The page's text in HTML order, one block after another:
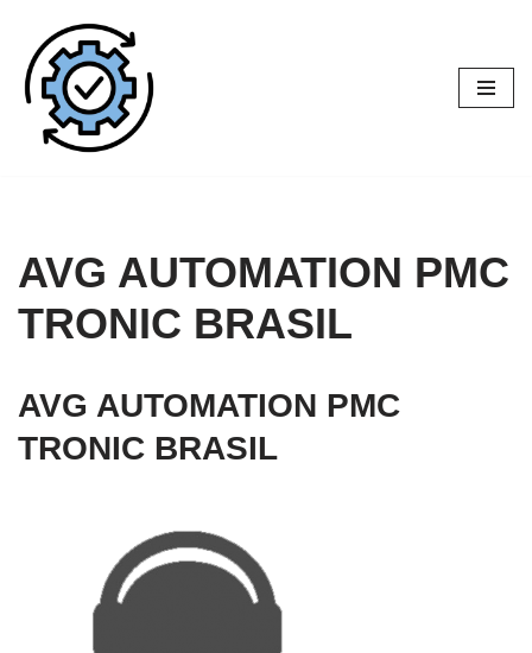
Pular
para
conteúdo
AVG AUTOMATION PMC
TRONIC BRASIL
AVG AUTOMATION PMC
TRONIC BRASIL